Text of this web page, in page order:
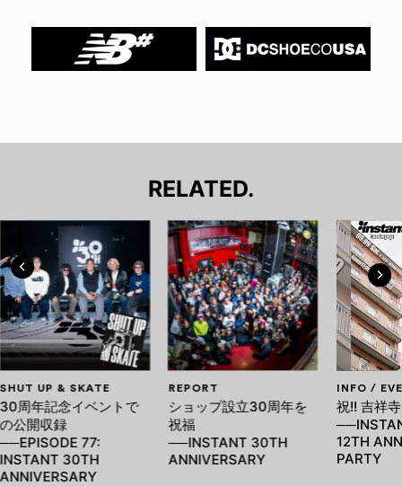
RELATED.
SHUT UP & SKATE
30周年記念イベントで
の公開収録
──EPISODE 77:
INSTANT 30TH
ANNIVERSARY
REPORT
ショップ設立30周年を
祝福
──INSTANT 30TH
ANNIVERSARY
INFO /
祝!! 吉祥
12TH
PARTY